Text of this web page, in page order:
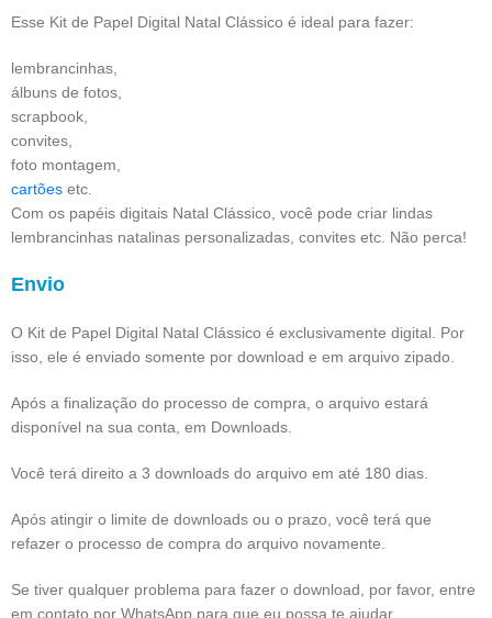
Esse Kit de Papel Digital Natal Clássico é ideal para fazer:
lembrancinhas,
álbuns de fotos,
scrapbook,
convites,
foto montagem,
cartões etc.
Com os papéis digitais Natal Clássico, você pode criar lindas
lembrancinhas natalinas personalizadas, convites etc. Não perca!
Envio
O Kit de Papel Digital Natal Clássico é exclusivamente digital. Por
isso, ele é enviado somente por download e em arquivo zipado.
Após a finalização do processo de compra, o arquivo estará
disponível na sua conta, em Downloads.
Você terá direito a 3 downloads do arquivo em até 180 dias.
Após atingir o limite de downloads ou o prazo, você terá que
refazer o processo de compra do arquivo novamente.
Se tiver qualquer problema para fazer o download, por favor, entre
em contato por WhatsApp para que eu possa te ajudar.